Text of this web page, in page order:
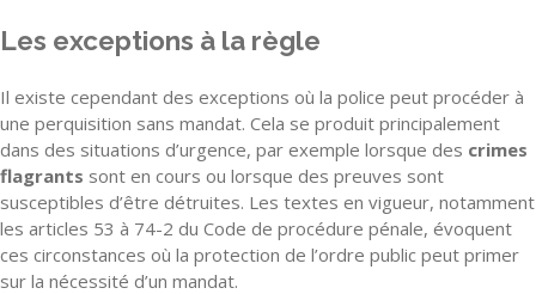
Les exceptions à la règle
Il existe cependant des exceptions où la police peut procéder à
une perquisition sans mandat. Cela se produit principalement
dans des situations d’urgence, par exemple lorsque des crimes
flagrants sont en cours ou lorsque des preuves sont
susceptibles d’être détruites. Les textes en vigueur, notamment
les articles 53 à 74-2 du Code de procédure pénale, évoquent
ces circonstances où la protection de l’ordre public peut primer
sur la nécessité d’un mandat.